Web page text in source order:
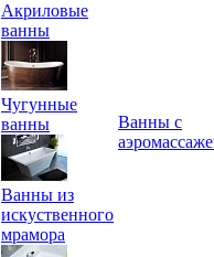
Акриловые
ванны
Чугунные
ванны
Ванны из
искуственного
мрамора
Ванны с